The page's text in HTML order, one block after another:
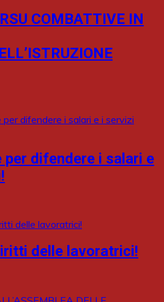
COMBATTIVE IN
per difendere i salari e
delle lavoratrici!